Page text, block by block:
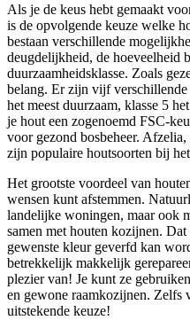
Als je de keus hebt gemaakt
is de opvolgende keuze welke
bestaan verschillende
deugdelijkheid, de hoeveelheid
duurzaamheidsklasse. Zoals
belang. Er zijn vijf verschillende
het meest duurzaam, klasse 5
je hout een zogenoemd FSC-
voor gezond bosbeheer.
zijn populaire houtsoorten bij
Het grootste voordeel van
wensen kunt afstemmen.
landelijke woningen, maar ook
samen met houten kozijnen.
gewenste kleur geverfd kan
betrekkelijk makkelijk
plezier van! Je kunt ze
en gewone raamkozijnen. Zelfs
uitstekende keuze!